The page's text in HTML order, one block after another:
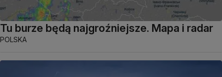
Tu burze będą najgroźniejsze. Mapa i radar
POLSKA